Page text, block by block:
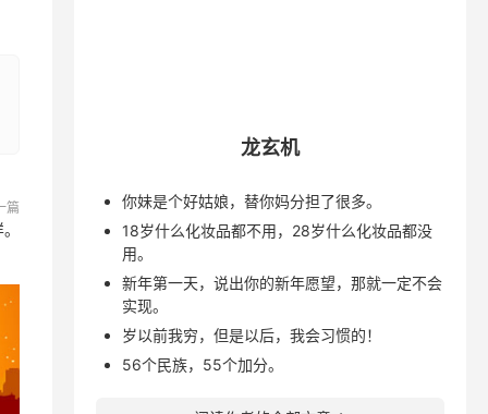
篇
龙玄机
你妹是个好姑娘，替你妈分担了很多。
18岁什么化妆品都不用，28岁什么化妆品都没
用。
新年第一天，说出你的新年愿望，那就一定不会
实现。
岁以前我穷，但是以后，我会习惯的！
56个民族，55个加分。